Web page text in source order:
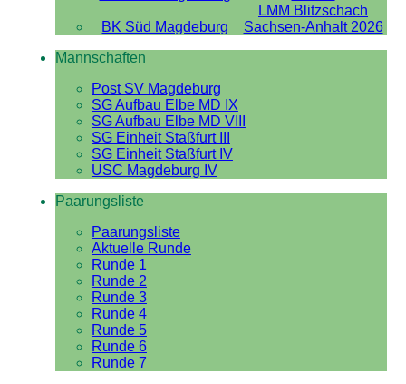
BK Süd Magdeburg
LMM Blitzschach
Sachsen-Anhalt 2026
Mannschaften
Post SV Magdeburg
SG Aufbau Elbe MD IX
SG Aufbau Elbe MD VIII
SG Einheit Staßfurt III
SG Einheit Staßfurt IV
USC Magdeburg IV
Paarungsliste
Paarungsliste
Aktuelle Runde
Runde 1
Runde 2
Runde 3
Runde 4
Runde 5
Runde 6
Runde 7